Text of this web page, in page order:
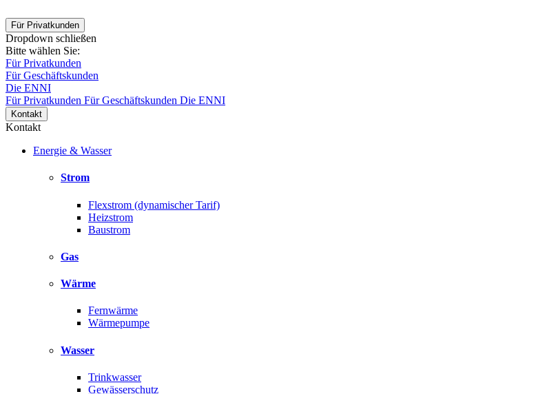
Für Privatkunden
Dropdown schließen
Bitte wählen Sie:
Für Privatkunden
Für Geschäftskunden
Die ENNI
Für Privatkunden Für Geschäftskunden Die ENNI
Kontakt
Kontakt
Energie & Wasser
Strom
Flexstrom (dynamischer Tarif)
Heizstrom
Baustrom
Gas
Wärme
Fernwärme
Wärmepumpe
Wasser
Trinkwasser
Gewässerschutz